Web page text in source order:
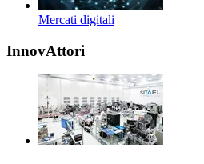
Mercati digitali
InnovAttori